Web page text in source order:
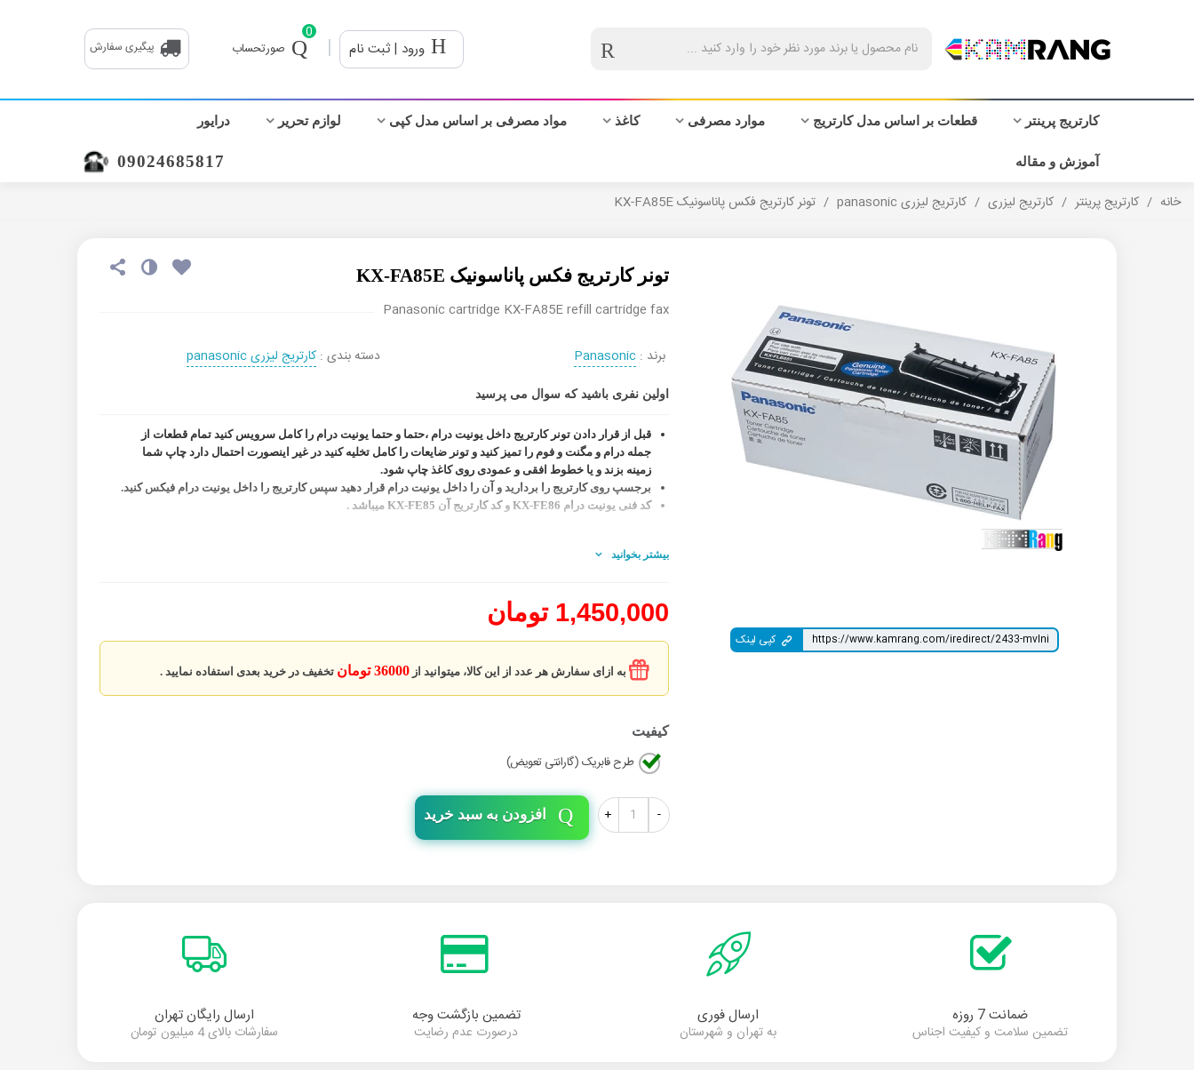
ورود | ثبت نام |
0
صورتحساب
پیگیری سفارش
کارتریج پرینتر قطعات بر اساس مدل کارتریج موارد مصرفی کاغذ مواد مصرفی بر اساس مدل کپی لوازم تحریر درایور
آموزش و مقاله 09024685817
خانه / کارتریج پرینتر / کارتریج لیزری / کارتریج لیزری panasonic / تونر کارتریج فکس پاناسونیک KX-FA85E
کپی لینک
تونر کارتریج فکس پاناسونیک KX-FA85E
Panasonic cartridge KX-FA85E refill cartridge fax
برند : Panasonic دسته بندی : کارتریج لیزری panasonic
اولین نفری باشید که سوال می پرسید
قبل از قرار دادن تونر کارتریج داخل یونیت درام ،حتما و حتما یونیت درام را کامل سرویس کنید تمام قطعات از
جمله درام و مگنت و فوم را تمیز کنید و تونر ضایعات را کامل تخلیه کنید در غیر اینصورت احتمال دارد چاپ شما
زمینه بزند و یا خطوط افقی و عمودی روی کاغذ چاپ شود.
برجسپ روی کارتریج را بردارید و آن را داخل یونیت درام قرار دهید سپس کارتریج را داخل یونیت درام فیکس کنید.
کد فنی یونیت درام KX-FE86 و کد کارتریج آن KX-FE85 میباشد .
بیشتر بخوانید
1,450,000 تومان
به ازای سفارش هر عدد از این کالا، میتوانید از36000 تومان تخفیف در خرید بعدی استفاده نمایید .
کیفیت
طرح فابریک (گارانتی تعویض)
-
+ افزودن به سبد خرید
ضمانت 7 روزه
تضمین سلامت و کیفیت اجناس
ارسال فوری
به تهران و شهرستان
تضمین بازگشت وجه
درصورت عدم رضایت
ارسال رایگان تهران
سفارشات بالای 4 میلیون تومان